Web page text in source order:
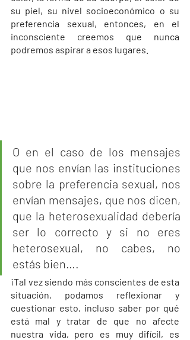
su piel, su nivel socioeconómico o su
preferencia sexual, entonces, en el
inconsciente creemos que nunca
podremos aspirar a esos lugares.
O en el caso de los mensajes
que nos envían las instituciones
sobre la preferencia sexual, nos
envían mensajes, que nos dicen,
que la heterosexualidad debería
ser lo correcto y si no eres
heterosexual, no cabes, no
estás bien….
¡Tal vez siendo más conscientes de esta
situación, podamos reflexionar y
cuestionar esto, incluso saber por qué
está mal y tratar de que no afecte
nuestra vida, pero es muy difícil, es